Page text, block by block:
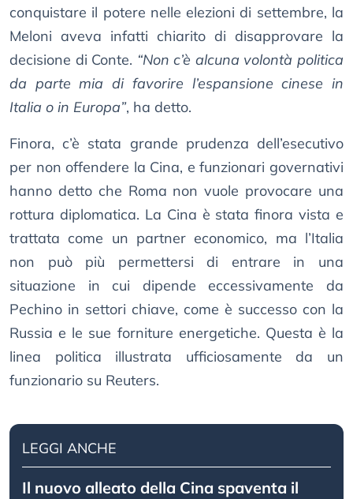
conquistare il potere nelle elezioni di settembre, la
Meloni aveva infatti chiarito di disapprovare la
decisione di Conte. “Non c’è alcuna volontà politica
da parte mia di favorire l’espansione cinese in
Italia o in Europa”, ha detto.
Finora, c’è stata grande prudenza dell’esecutivo
per non offendere la Cina, e funzionari governativi
hanno detto che Roma non vuole provocare una
rottura diplomatica. La Cina è stata finora vista e
trattata come un partner economico, ma l’Italia
non può più permettersi di entrare in una
situazione in cui dipende eccessivamente da
Pechino in settori chiave, come è successo con la
Russia e le sue forniture energetiche. Questa è la
linea politica illustrata ufficiosamente da un
funzionario su Reuters.
LEGGI ANCHE
Il nuovo alleato della Cina spaventa il